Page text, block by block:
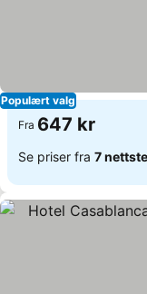
Populært valg
Fra 647 kr
Se priser fra 7